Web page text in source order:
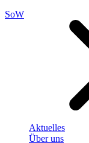
SoW
Aktuelles
Über uns